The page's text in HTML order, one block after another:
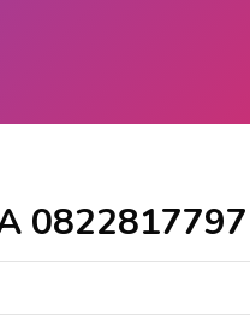
0822817797